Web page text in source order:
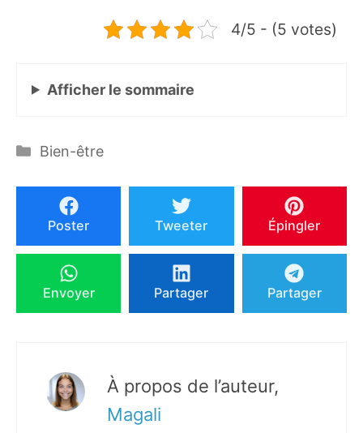
4/5 - (5 votes)
Afficher le sommaire
Catégories
Bien-être
Poster Tweeter Épingler
Envoyer Partager Partager
À propos de l’auteur,
Magali